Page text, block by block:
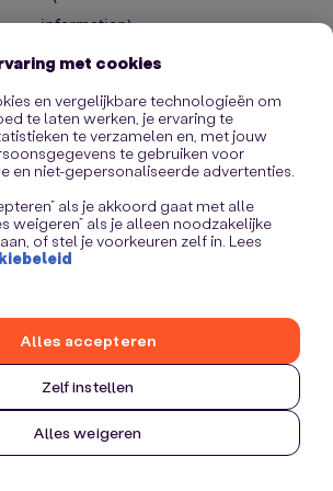
information).
met cookies
en vergelijkbare technologieën om
te laten werken, je ervaring te
te verzamelen en, met jouw
te gebruiken voor
en niet-gepersonaliseerde advertenties.
als je akkoord gaat met alle
weigeren” als je alleen noodzakelijke
of stel je voorkeuren zelf in. Lees
Zelf instellen
Alles weigeren
Alles accepteren